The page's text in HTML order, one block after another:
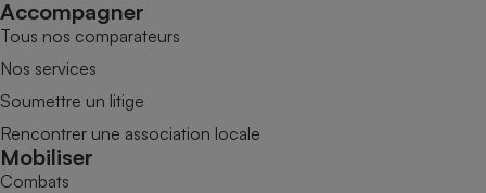
Accompagner
Tous nos comparateurs
Nos services
Soumettre un litige
Rencontrer une association locale
Mobiliser
Combats